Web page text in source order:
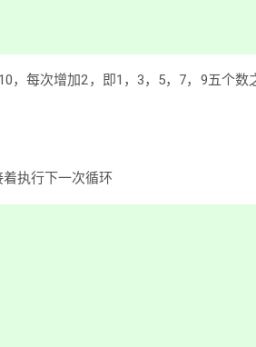
，每次增加2，即1，3，5，7，9五个
执行下一次循环